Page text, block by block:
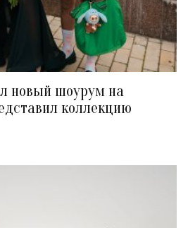
новый шоурум на
коллекцию